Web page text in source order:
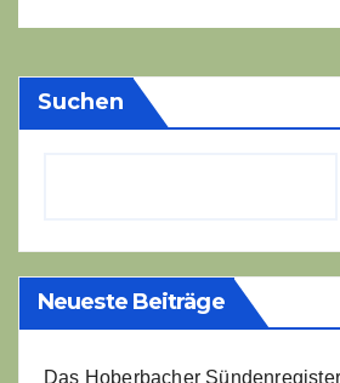
Suchen
Neueste Beiträge
Das Hoberbacher